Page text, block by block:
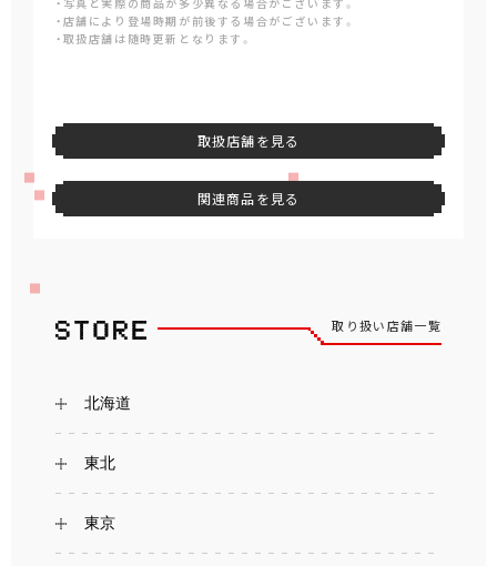
・店舗により登場時期が前後する場合がございます。
・取扱店舗は随時更新となります。
取扱店舗を見る
関連商品を見る
取り扱い店舗一覧
北海道
東北
東京